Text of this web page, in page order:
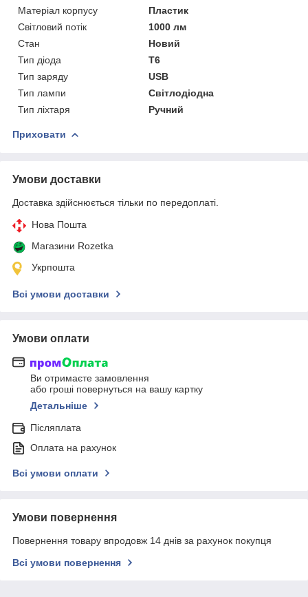
Матеріал корпусу
Пластик
Світловий потік
1000 лм
Стан
Новий
Тип діода
T6
Тип заряду
USB
Тип лампи
Світлодіодна
Тип ліхтаря
Ручний
Приховати
Умови доставки
Доставка здійснюється тільки по передоплаті.
Нова Пошта
Магазини Rozetka
Укрпошта
Всі умови доставки
Умови оплати
Ви отримаєте замовлення
або гроші повернуться на вашу картку
Детальніше
Післяплата
Оплата на рахунок
Всі умови оплати
Умови повернення
Повернення товару впродовж 14 днів за рахунок покупця
Всі умови повернення